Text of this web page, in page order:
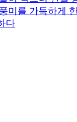
미를 가득하게
다